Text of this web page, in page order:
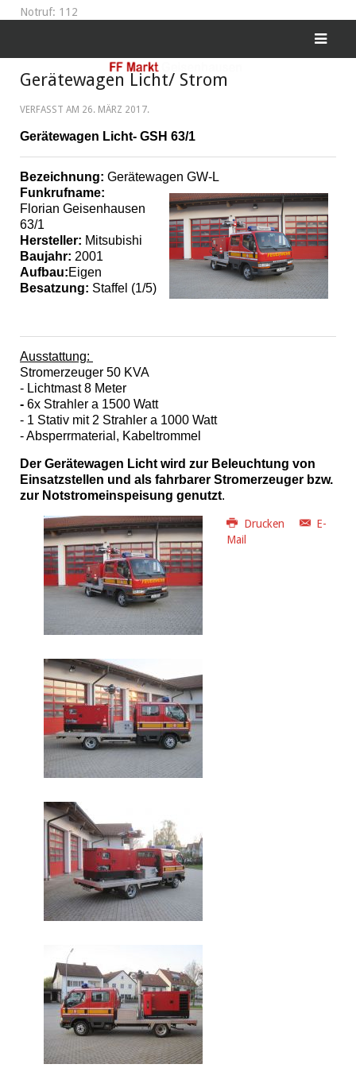
Notruf: 112
Gerätewagen Licht/ Strom
VERFASST AM 26. MÄRZ 2017.
Gerätewagen Licht- GSH 63/1
Bezeichnung: Gerätewagen GW-L
Funkrufname:
Florian Geisenhausen
63/1
Hersteller: Mitsubishi
Baujahr: 2001
Aufbau:Eigen
Besatzung: Staffel (1/5)
Ausstattung:
Stromerzeuger 50 KVA
- Lichtmast 8 Meter
- 6x Strahler a 1500 Watt
- 1 Stativ mit 2 Strahler a 1000 Watt
- Absperrmaterial, Kabeltrommel
Der Gerätewagen Licht wird zur Beleuchtung von
Einsatzstellen und als fahrbarer Stromerzeuger bzw.
zur Notstromeinspeisung genutzt.
Drucken
E-
Mail